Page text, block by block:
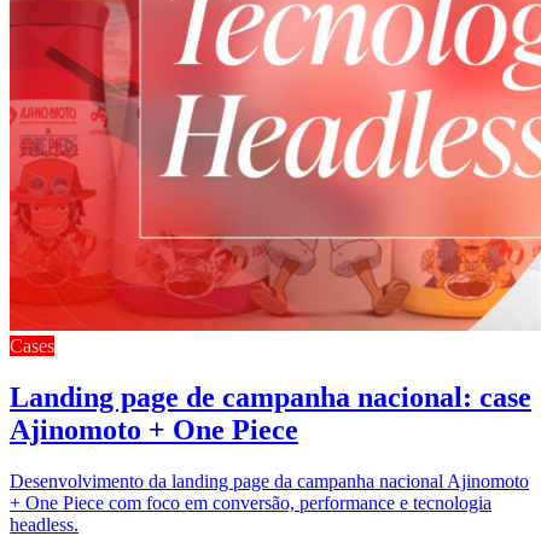
Cases
Landing page de campanha nacional: case
Ajinomoto + One Piece
Desenvolvimento da landing page da campanha nacional Ajinomoto
+ One Piece com foco em conversão, performance e tecnologia
headless.